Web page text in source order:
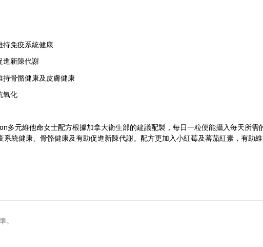
持免疫系統健康
進新陳代謝
持骨骼健康及皮膚健康
氧化
多元維他命女士配方根據加拿大衛生部的建議配製，每日一粒便能攝入每天所需
系統健康、骨骼健康及有助促進新陳代謝。配方更加入小紅莓及蕃茄紅素，有助
。